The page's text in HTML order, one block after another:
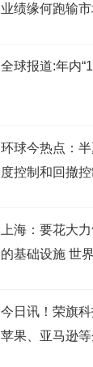
业绩缘何跑输
全球报道:年内
环球今热点：
度控制和回撤控
上海：要花大
的基础设施 世
今日讯！荣旗
苹果、亚马逊